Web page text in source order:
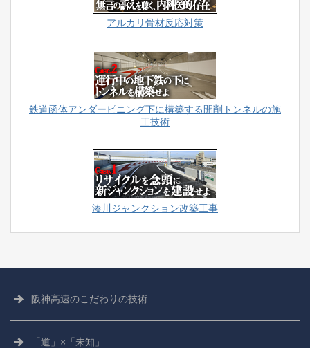
アルカリ骨材反応対策
鉄道函体アンダーピニング下に構築する開削トンネルの施
工技術
湊川ジャンクション改築工事
阪神高速のこだわりの技術
「道」×「未知」